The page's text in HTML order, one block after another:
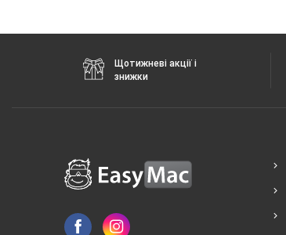
Щотижневі акції і
знижки